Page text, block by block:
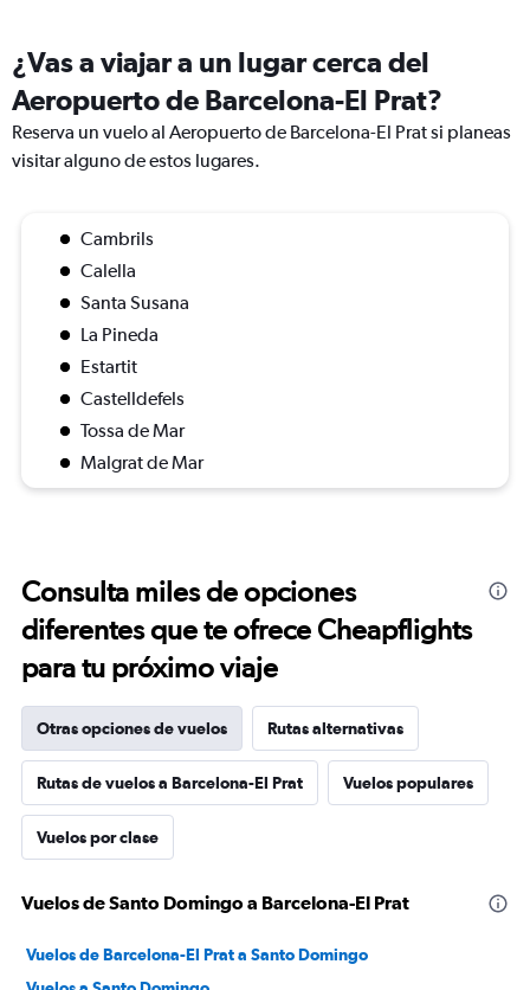
¿Vas a viajar a un lugar cerca del
Aeropuerto de Barcelona-El Prat?
Reserva un vuelo al Aeropuerto de Barcelona-El Prat si planeas
visitar alguno de estos lugares.
Cambrils
Calella
Santa Susana
La Pineda
Estartit
Castelldefels
Tossa de Mar
Malgrat de Mar
Consulta miles de opciones
diferentes que te ofrece Cheapflights
para tu próximo viaje
Otras opciones de vuelos Rutas alternativas
Rutas de vuelos a Barcelona-El Prat Vuelos populares
Vuelos por clase
Vuelos de Santo Domingo a Barcelona-El Prat
Vuelos de Barcelona-El Prat a Santo Domingo